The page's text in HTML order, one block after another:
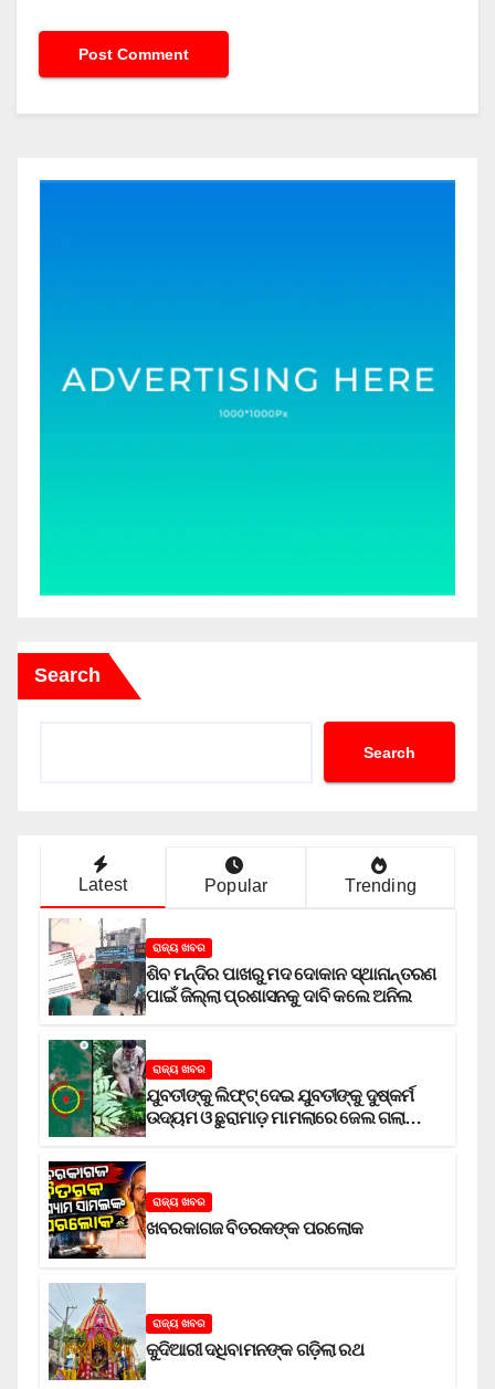
Search
Search
Latest Popular Trending
ରାଜ୍ୟ ଖବର
ଶିବ ମନ୍ଦିର ପାଖରୁ ମଦ ଦୋକାନ ସ୍ଥାନାନ୍ତରଣ
ପାଇଁ ଜିଲ୍ଲା ପ୍ରଶାସନକୁ ଦାବି କଲେ ଅନିଲ
ରାଜ୍ୟ ଖବର
ଯୁବତୀଙ୍କୁ ଲିଫ୍‌ଟ୍‌ ଦେଇ ଯୁବତୀଙ୍କୁ ଦୁଷ୍କର୍ମ
ଉଦ୍ୟମ ଓ ଛୁରାମାଡ଼ ମାମଲାରେ ଜେଲ ଗଲା
ରାଜ୍ୟ ଖବର
ଖବରକାଗଜ ବିତରକଙ୍କ ପରଲୋକ
ରାଜ୍ୟ ଖବର
କୁଦିଆରୀ ଦଧିବାମନଙ୍କ ଗଡ଼ିଲା ରଥ